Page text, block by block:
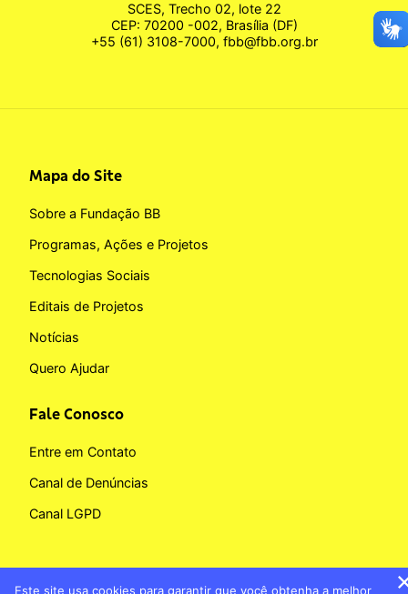
SCES, Trecho 02, lote 22
CEP: 70200 -002, Brasília (DF)
+55 (61) 3108-7000, fbb@fbb.org.br
Mapa do Site
Sobre a Fundação BB
Programas, Ações e Projetos
Tecnologias Sociais
Editais de Projetos
Notícias
Quero Ajudar
Fale Conosco
Entre em Contato
Canal de Denúncias
Canal LGPD
Este site usa cookies para garantir que você obtenha a melhor